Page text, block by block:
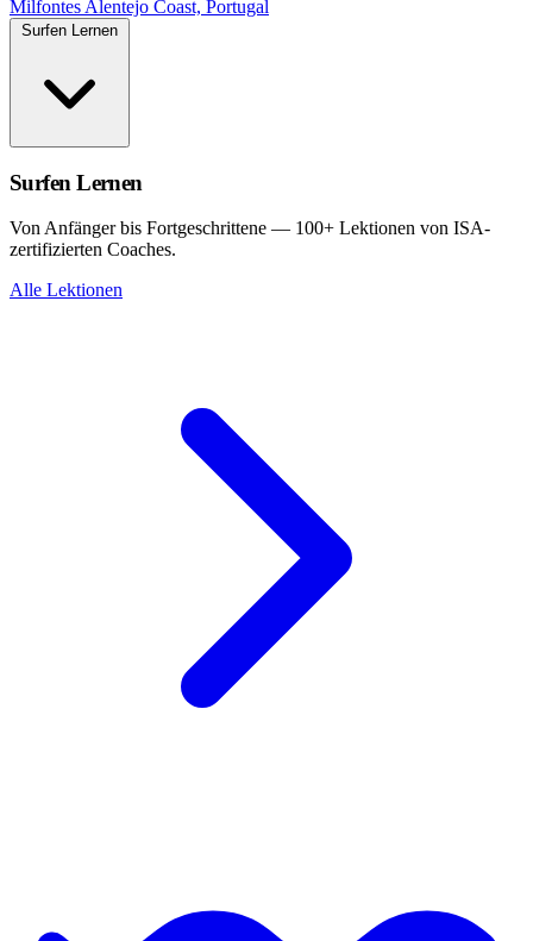
Milfontes Alentejo Coast, Portugal
Surfen Lernen
Von Anfänger bis Fortgeschrittene — 100+ Lektionen von ISA-
zertifizierten Coaches.
Alle Lektionen